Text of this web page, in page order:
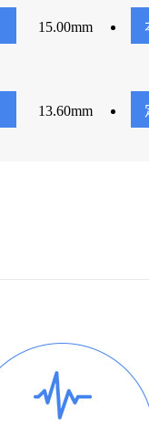
15.00mm
13.60mm